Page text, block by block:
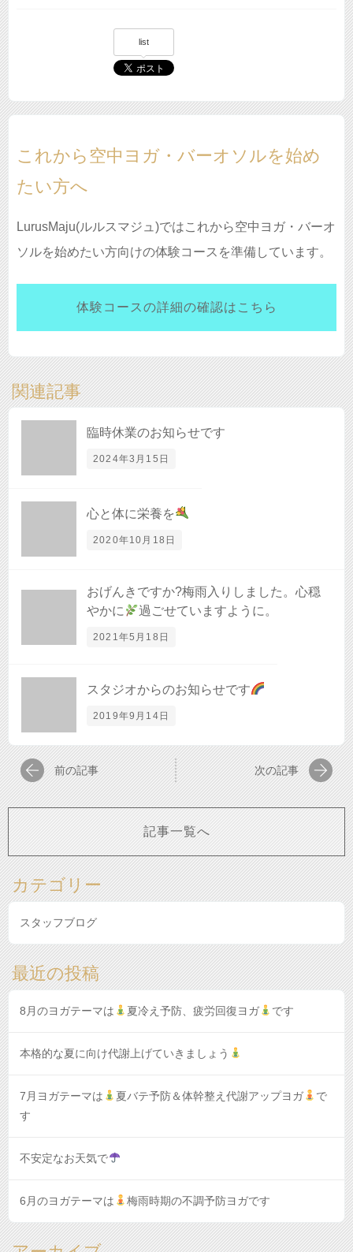
list
これから空中ヨガ・バーオソルを始め
たい方へ
LurusMaju(ルルスマジュ)ではこれから空中ヨガ・バーオ
ソルを始めたい方向けの体験コースを準備しています。
体験コースの詳細の確認はこちら
関連記事
臨時休業のお知らせです
2024年3月15日
心と体に栄養を
2020年10月18日
おげんきですか?梅雨入りしました。心穏
やかに
過ごせていますように。
2021年5月18日
スタジオからのお知らせです
2019年9月14日
前の記事 次の記事
記事一覧へ
カテゴリー
スタッフブログ
最近の投稿
8月のヨガテーマは 夏冷え予防、疲労回復ヨガ です
本格的な夏に向け代謝上げていきましょう
7月ヨガテーマは 夏バテ予防＆体幹整え代謝アップヨガ
で
す
不安定なお天気で
6月のヨガテーマは 梅雨時期の不調予防ヨガです